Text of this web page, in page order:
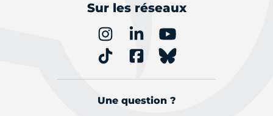
Sur les réseaux
Une question ?